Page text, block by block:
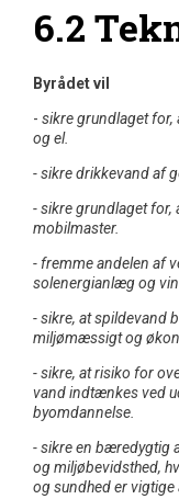
6.2
Byrådet vil
- sikre grundlaget
og el.
- sikre drikkevand af
- sikre grundlaget
mobilmaster.
- fremme andelen af
solenergianlæg og
- sikre, at spildevand
miljømæssigt og
- sikre, at risiko for
vand indtænkes ved
byomdannelse.
- sikre en bæredygtig
og miljøbevidsthed,
og sundhed er vigtige